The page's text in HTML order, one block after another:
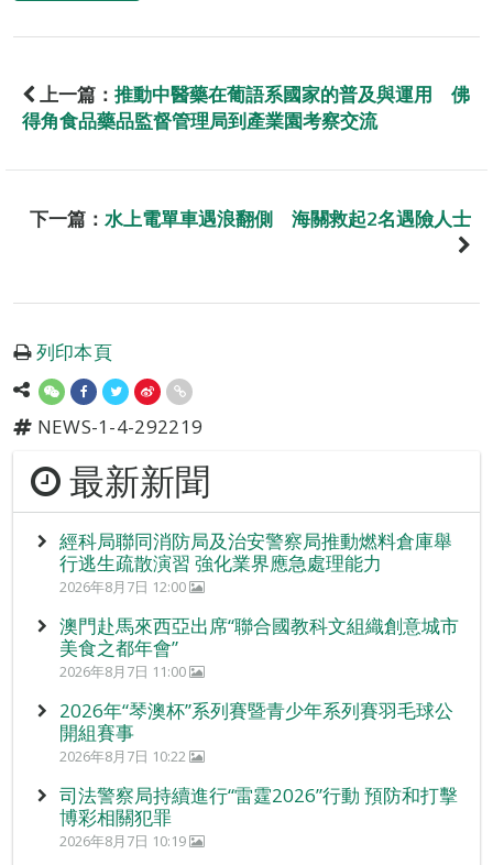
上一篇： 推動中醫藥在葡語系國家的普及與運用 佛
得角食品藥品監督管理局到產業園考察交流
下一篇： 水上電單車遇浪翻側 海關救起2名遇險人士
列印本頁
NEWS-1-4-292219
最新新聞
經科局聯同消防局及治安警察局推動燃料倉庫舉
行逃生疏散演習 強化業界應急處理能力
2026年8月7日 12:00
澳門赴馬來西亞出席“聯合國教科文組織創意城市
美食之都年會”
2026年8月7日 11:00
2026年“琴澳杯”系列賽暨青少年系列賽羽毛球公
開組賽事
2026年8月7日 10:22
司法警察局持續進行“雷霆2026”行動 預防和打擊
博彩相關犯罪
2026年8月7日 10:19